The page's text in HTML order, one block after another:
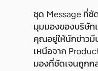
ชุด Message ที่ชั
มุมมองของบริษัท
คุณอยู่ให้นักข่าวมี
เหนือจาก
มองที่ชัดเจนถูกก